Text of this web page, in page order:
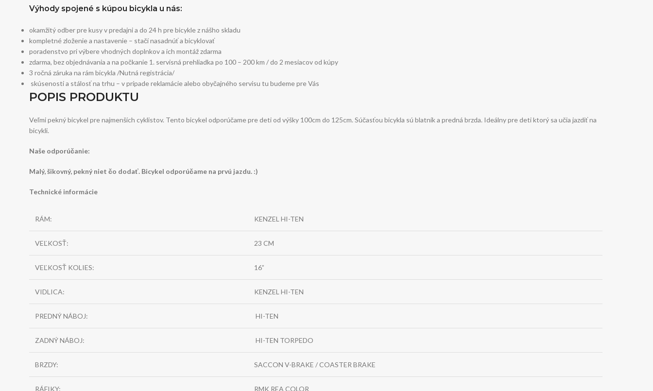
Výhody spojené s kúpou bicykla u nás:
okamžitý odber pre kusy v predajni a do 24 h pre bicykle z nášho skladu
kompletné zloženie a nastavenie – stačí nasadnúť a bicyklovať
poradenstvo pri výbere vhodných doplnkov a ich montáž zdarma
zdarma, bez objednávania a na počkanie 1. servisná prehliadka po 100 – 200 km / do 2 mesiacov od kúpy
3 ročná záruka na rám bicykla /Nutná registrácia/
skúsenosti a stálosť na trhu – v prípade reklamácie alebo obyčajného servisu tu budeme pre Vás
POPIS PRODUKTU
Veľmi pekný bicykel pre najmenších cyklistov. Tento bicykel odporúčame pre deti od výšky 100cm do 125cm. Súčasťou bicykla sú blatník a predná brzda. Ideálny pre deti ktorý sa učia jazdiť na
bicykli.
Naše odporúčanie:
Malý, šikovný, pekný niet čo dodať. Bicykel odporúčame na prvú jazdu. :)
Technické informácie
RÁM: KENZEL HI-TEN
VEĽKOSŤ: 23 CM
VEĽKOSŤ KOLIES: 16”
VIDLICA: KENZEL HI-TEN
PREDNÝ NÁBOJ: HI-TEN
ZADNÝ NÁBOJ: HI-TEN TORPEDO
BRZDY: SACCON V-BRAKE / COASTER BRAKE
RÁFIKY: RMK REA COLOR